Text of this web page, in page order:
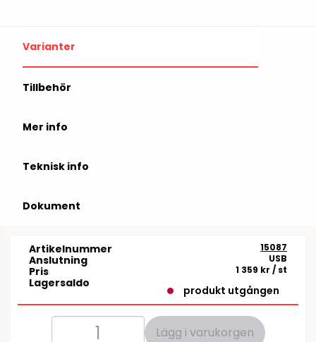
Varianter
Tillbehör
Mer info
Teknisk info
Dokument
Artikelnummer 15087
Anslutning USB
Pris 1 359 kr / st
Lagersaldo
produkt utgången
Lägg i varukorgen